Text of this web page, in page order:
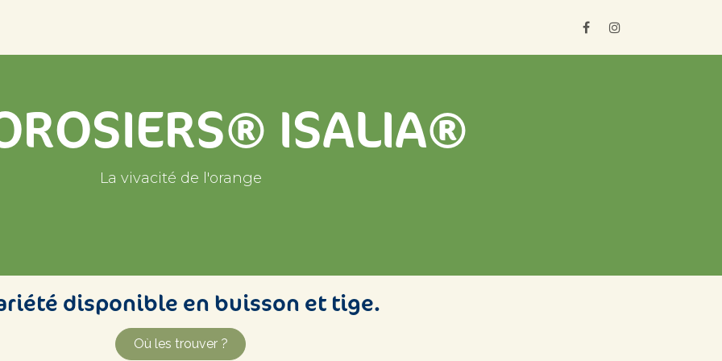
ISALIA®
La vivacité de l'orange​​
disponible en buisson et tige.
Où les trouver ?